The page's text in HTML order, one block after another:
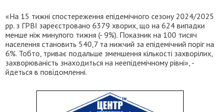
«На 15 тижні спостереження епідемічного сезону 2024/2025
рр. з ГРВІ зареєстровано 6379 хворих, що на 624 випадки
менше ніж минулого тижня (- 9%). Показник на 100 тисяч
населення становить 540,7 та нижчий за епідемічний поріг на
6%. Тобто, триває подальше зменшення кількості захворілих,
захворюваність знаходиться на неепідемічному рівні», -
йдеться в повідомленні.